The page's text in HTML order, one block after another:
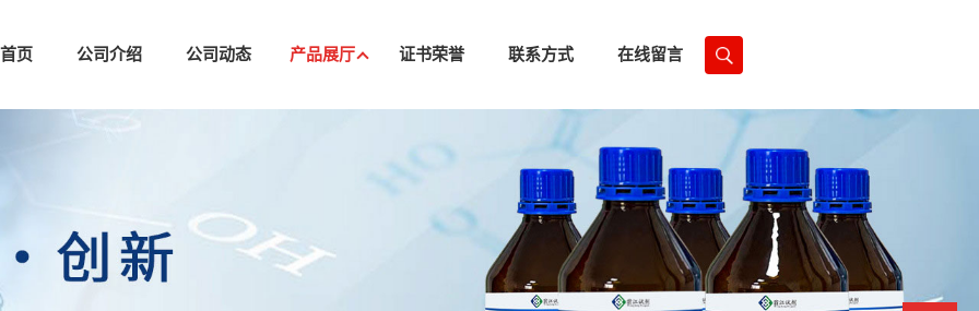
页 公司介绍 公司动态 产品展厅 证书荣誉 联系方式 在线留言